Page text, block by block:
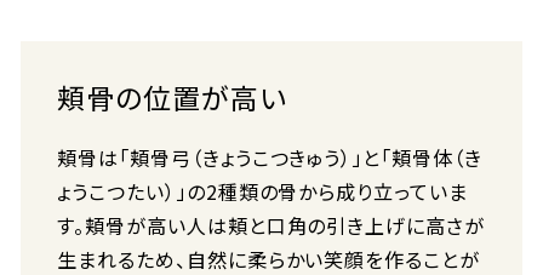
頬骨の位置が高い
頬骨は「頬骨弓（きょうこつきゅう）」と「頬骨体（き
ょうこつたい）」の2種類の骨から成り立っていま
す。頬骨が高い人は頬と口角の引き上げに高さが
生まれるため、自然に柔らかい笑顔を作ることが